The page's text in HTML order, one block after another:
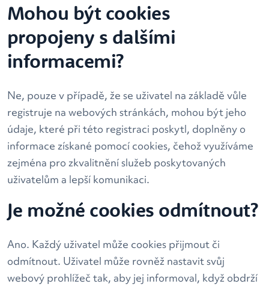
Mohou být cookies
propojeny s dalšími
informacemi?
Ne, pouze v případě, že se uživatel na základě vůle
registruje na webových stránkách, mohou být jeho
údaje, které při této registraci poskytl, doplněny o
informace získané pomocí cookies, čehož využíváme
zejména pro zkvalitnění služeb poskytovaných
uživatelům a lepší komunikaci.
Je možné cookies odmítnout?
Ano. Každý uživatel může cookies přijmout či
odmítnout. Uživatel může rovněž nastavit svůj
webový prohlížeč tak, aby jej informoval, když obdrží